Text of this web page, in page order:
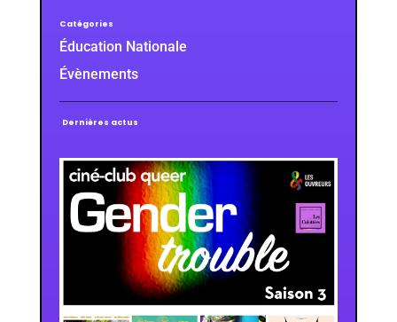
Catégories
Éducation Nationale
Évènements
Dernières actus